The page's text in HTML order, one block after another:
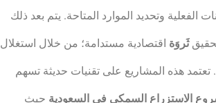
الفعلية وتحديد الموارد المتاحة. يتم بعد ذلك
ثَروَة اقتصادية مستدامة؛ من خلال استغلال
تعتمد هذه المشاريع على تقنيات حديثة تسهم
الاستزراع السمكي في السعودية حيث